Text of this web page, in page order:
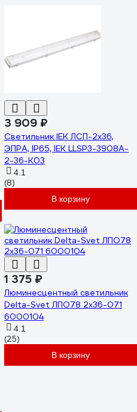
3 909 ₽
Светильник IEK ЛСП-2x36,
ЭПРА, IP65, IEK LLSP3-3908A-
2-36-K03
4.1
(8)
В корзину
1 375 ₽
Люминесцентный светильник
Delta-Svet ЛПО78 2х36-071
6000104
4.1
(25)
В корзину